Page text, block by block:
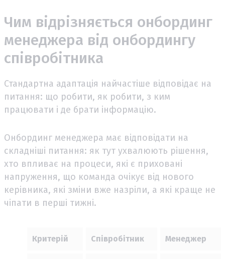
Чим відрізняється онбординг
менеджера від онбордингу
співробітника
Стандартна адаптація найчастіше відповідає на
питання: що робити, як робити, з ким
працювати і де брати інформацію.
Онбординг менеджера має відповідати на
складніші питання: як тут ухвалюють рішення,
хто впливає на процеси, які є приховані
напруження, що команда очікує від нового
керівника, які зміни вже назріли, а які краще не
чіпати в перші тижні.
Критерій Співробітник Менеджер